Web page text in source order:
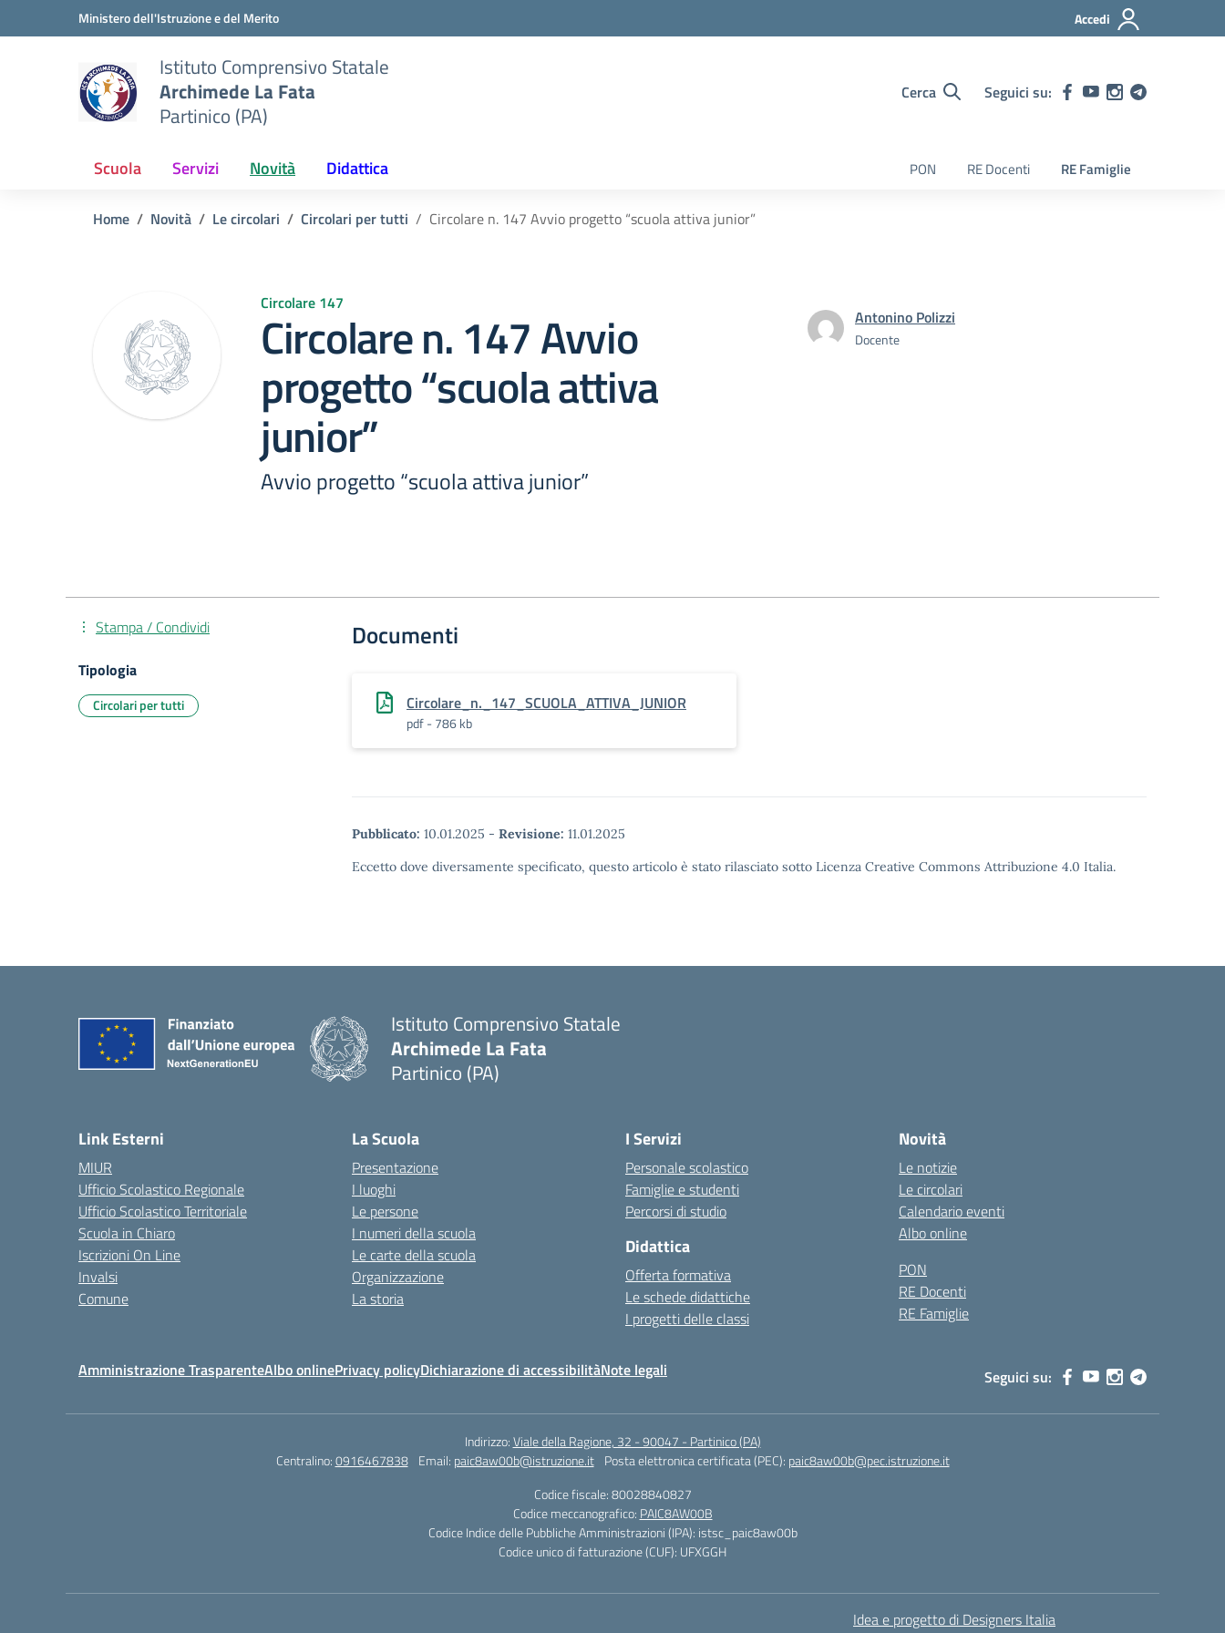
Vai ai contenuti
Vai al menu di navigazioneMinistero dell'Istruzione e del Merito Accedi
Istituto Comprensivo Statale
Archimede La Fata
Partinico (PA)
Cerca Seguici su:
Scuola Servizi Novità Didattica PON RE Docenti RE Famiglie
Home Novità Le circolari Circolari per tutti Circolare n. 147 Avvio progetto “scuola attiva junior”
Circolare 147
Circolare n. 147 Avvio
progetto “scuola attiva
junior”
Avvio progetto “scuola attiva junior”
Antonino Polizzi
Docente
Documenti
Circolare_n._147_SCUOLA_ATTIVA_JUNIOR
pdf - 786 kb
Pubblicato: 10.01.2025 - Revisione: 11.01.2025
Eccetto dove diversamente specificato, questo articolo è stato rilasciato sotto Licenza Creative Commons Attribuzione 4.0 Italia.
Stampa / Condividi
Tipologia
Circolari per tutti
Istituto Comprensivo Statale
Archimede La Fata
Partinico (PA)
Link Esterni
MIUR
Ufficio Scolastico Regionale
Ufficio Scolastico Territoriale
Scuola in Chiaro
Iscrizioni On Line
Invalsi
Comune
La Scuola
Presentazione
I luoghi
Le persone
I numeri della scuola
Le carte della scuola
Organizzazione
La storia
I Servizi
Personale scolastico
Famiglie e studenti
Percorsi di studio
Didattica
Offerta formativa
Le schede didattiche
I progetti delle classi
Novità
Le notizie
Le circolari
Calendario eventi
Albo online
PON
RE Docenti
RE Famiglie
Amministrazione TrasparenteAlbo onlinePrivacy policyDichiarazione di accessibilitàNote legali Seguici su:
Indirizzo:Viale della Ragione, 32 - 90047 - Partinico (PA)
Centralino:0916467838 Email: paic8aw00b@istruzione.it Posta elettronica certificata (PEC): paic8aw00b@pec.istruzione.it
Codice fiscale: 80028840827
Codice meccanografico: PAIC8AW00B
Codice Indice delle Pubbliche Amministrazioni (IPA): istsc_paic8aw00b
Codice unico di fatturazione (CUF): UFXGGH
Idea e progetto di Designers Italia